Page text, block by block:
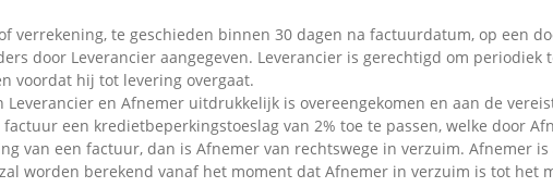
verrekening, te geschieden binnen 30 dagen na factuurdatum, op een
door Leverancier aangegeven. Leverancier is gerechtigd om
voordat hij tot levering overgaat.
en Afnemer uitdrukkelijk is overeengekomen en aan de
een kredietbeperkingstoeslag van 2% toe te passen, welke door
van een factuur, dan is Afnemer van rechtswege in verzuim. Afnemer
worden berekend vanaf het moment dat Afnemer in verzuim is tot het